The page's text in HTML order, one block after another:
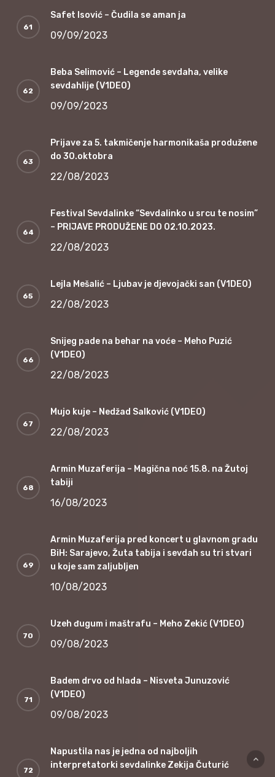
Safet Isović – Čudila se aman ja
09/09/2023
Beba Selimović – Legende sevdaha, velike
sevdahlije (V1DEO)
09/09/2023
Prijave za 5. takmičenje harmonikaša produžene
do 30.oktobra
22/08/2023
Festival Sevdalinke “Sevdalinko u srcu te nosim”
– PRIJAVE PRODUŽENE DO 02.10.2023.
22/08/2023
Lejla Mešalić – Ljubav je djevojački san (V1DEO)
22/08/2023
Snijeg pade na behar na voće – Meho Puzić
(V1DEO)
22/08/2023
Mujo kuje – Nedžad Salković (V1DEO)
22/08/2023
Armin Muzaferija – Magična noć 15.8. na Žutoj
tabiji
16/08/2023
Armin Muzaferija pred koncert u glavnom gradu
BiH: Sarajevo, Žuta tabija i sevdah su tri stvari
u koje sam zaljubljen
10/08/2023
Uzeh đugum i maštrafu – Meho Zekić (V1DEO)
09/08/2023
Badem drvo od hlada – Nisveta Junuzović
(V1DEO)
09/08/2023
Napustila nas je jedna od najboljih
interpretatorki sevdalinke Zekija Čuturić